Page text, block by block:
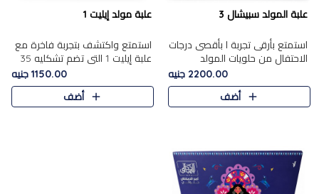
علبة المولد سبيشال 3
استمتع بأرقى تجربة ا بأقصى درجات
الاحتفال من حلويات المولد
المصريه الأصيلة مع هذه الفخامة
مع علبة سبيشال 3 التي تضم 56
قطعة من تشكيلة استثن..
2200.00 جنيه
أضف
علبة مولد إيليت 1
استمتع واكتشف بتجربة فاخرة مع
علبة إيليت 1 التي تضم تشكليه 35
قطعة من أرقى حلويات المولد
المصري الأصيلة ,معروضة بشكل
جميل في علبة أنيقة ، في..
1150.00 جنيه
أضف